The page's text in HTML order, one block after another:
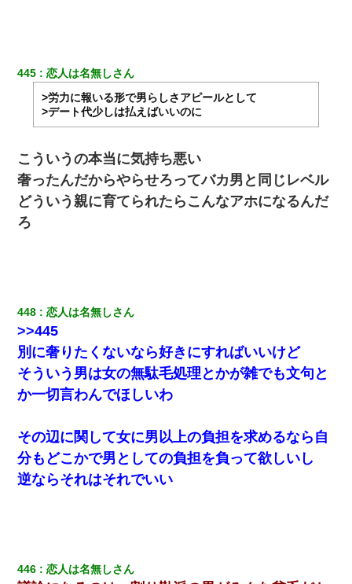
出張中の旦那から『フリンしやがって、このクズ』と電話が。私
「本当に家まで来たの？証拠は？」旦那「俺の言葉が信じられな
いのか！」→ 離婚後
らえる会社から誘われた。転職したい」義父「クビ！（激怒」嫁
「離婚！（激怒」
全く親しくないママ友Aから突然「飲み会しよう」と誘われたがお
断りした。後日Aの企みを知ってゾッとするやら腹立つやら！
ケーキバイキングにいた単独の50くらいのオッサン、強烈だっ
た。
【衝撃】職場に入って来た綺麗な新人さんに職場を案内すること
に → 新人「ドンッ！」私「！？」→ 突然、突き飛ばされて左手
の甲を踏みつけられて…
私「まとめ買いして冷凍ストックしてる」Ａ「ずるい！クレク
レ！」私「なんでよ」Ａ「ケーチ！バーカ！」→ 後日、Ａ旦那が
凸してきた
【考察】兄嫁急死の1年後、兄が引越すというので手伝いに行った
ら下着が入った引き出しの奥にとんでもないモノを見つけた
445
恋人は名無しさん
>労力に報いる形で男らしさアピールとして
>デート代少しは払えばいいのに
こういうの本当に気持ち悪い
奢ったんだからやらせろってバカ男と同じレベル
どういう親に育てられたらこんなアホになるんだ
ろ
448 恋人は名無しさん
>>445
別に奢りたくないなら好きにすればいいけど
そういう男は女の無駄毛処理とかが雑でも文句と
か一切言わんでほしいわ
その辺に関して女に男以上の負担を求めるなら自
分もどこかで男としての負担を負って欲しいし
逆ならそれはそれでいい
446 恋人は名無しさん